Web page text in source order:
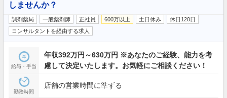
しませんか？
調剤薬局 一般薬剤師 正社員 600万以上 土日休み
休日120日
コンサルタントを経由する求人
給与・手当
年収392万円～630万円 ※あなたのご経験、能力を考
慮して決定いたします。お気軽にご相談ください！
勤務時間
店舗の営業時間に準ずる